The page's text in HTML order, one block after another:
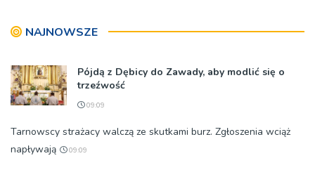
NAJNOWSZE
Pójdą z Dębicy do Zawady, aby modlić się o
trzeźwość
09:09
Tarnowscy strażacy walczą ze skutkami burz. Zgłoszenia wciąż
napływają
09:09